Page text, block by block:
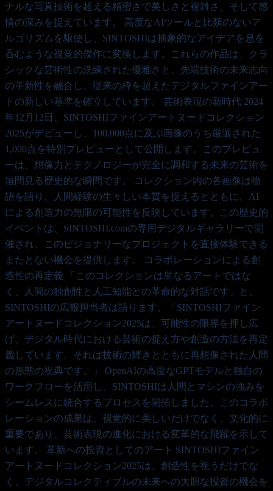
ナルな写真技術を超える精密さで美しさと複雑さ、そして感
情の深みを捉えています。 高度なAIツールと比類のないア
ルゴリズムを駆使し、SINTOSHIは抽象的なアイデアを息を
呑むような視覚的傑作に変換します。これらの作品は、クラ
シックな芸術性の洗練された優雅さと、先端技術の未来志向
の革新性を融合し、従来の枠を超えたデジタルファインアー
トの新しい基準を確立しています。 芸術表現の新時代 2024
年12月12日、SINTOSHIファインアートヌードコレクション
2025がデビューし、100,000点に及ぶ画像のうち厳選された
1,000点を特別プレビューとして公開します。このプレビュ
ーは、想像力とテクノロジーが完全に調和する未来の芸術を
垣間見る歴史的な瞬間です。 コレクション内の各画像は物
語を語り、人間経験の生々しい本質を捉えるとともに、AI
による創造力の無限の可能性を反映しています。この歴史的
イベントは、SINTOSHI.comの専用デジタルギャラリーで開
催され、このビジョナリーなプロジェクトを直接体験できる
またとない機会を提供します。 コラボレーションによる創
造性の再定義 「このコレクションは単なるアートではな
く、人間の独創性と人工知能との革命的な対話です」と、
SINTOSHIの広報担当者は語ります。「SINTOSHIファイン
アートヌードコレクション2025は、可能性の限界を押し広
げ、デジタル時代における芸術の捉え方や創造の方法を再定
義しています。それは技術の輝きとともに再想像された人間
の形態の祝典です。」 OpenAIの高度なGPTモデルと独自の
ワークフローを活用し、SINTOSHIは人間とマシンの強みを
シームレスに統合するプロセスを開拓しました。このコラボ
レーションの成果は、視覚的に美しいだけでなく、文化的に
重要であり、芸術表現の進化における変革的な飛躍を示して
います。 革新への投資としてのアート SINTOSHIファイン
アートヌードコレクション2025は、創造性を祝うだけでな
く、デジタルコレクティブルの未来への大胆な投資の機会を